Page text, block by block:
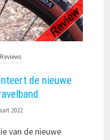
Reviews
de nieuwe
2022
van de nieuwe